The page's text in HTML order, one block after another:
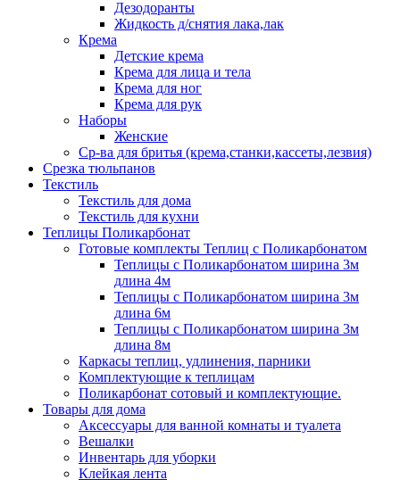
Дезодоранты
Жидкость д/снятия лака,лак
Крема
Детские крема
Крема для лица и тела
Крема для ног
Крема для рук
Наборы
Женские
Ср-ва для бритья (крема,станки,кассеты,лезвия)
Срезка тюльпанов
Текстиль
Текстиль для дома
Текстиль для кухни
Теплицы Поликарбонат
Готовые комплекты Теплиц с Поликарбонатом
Теплицы с Поликарбонатом ширина 3м
длина 4м
Теплицы с Поликарбонатом ширина 3м
длина 6м
Теплицы с Поликарбонатом ширина 3м
длина 8м
Каркасы теплиц, удлинения, парники
Комплектующие к теплицам
Поликарбонат сотовый и комплектующие.
Товары для дома
Аксессуары для ванной комнаты и туалета
Вешалки
Инвентарь для уборки
Клейкая лента